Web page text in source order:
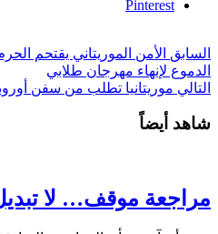
Pinterest
السابق الأمن الموريتاني يقتحم
الدموع لإنهاء مهرجان طلابي
التالي موريتانيا تطلب من سفن
شاهد أيضاً
مراجعة موقف… لا تبديل